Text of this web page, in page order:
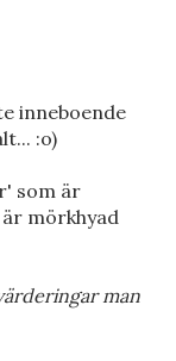
inneboende
:o)
som är
mörkhyad
man